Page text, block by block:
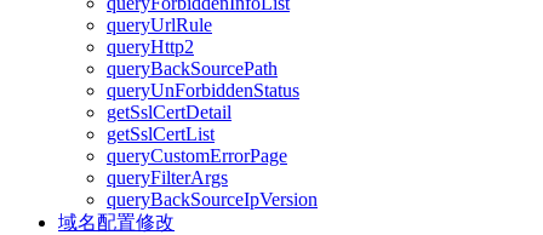
queryUrlRule
queryHttp2
queryBackSourcePath
queryUnForbiddenStatus
getSslCertDetail
getSslCertList
queryCustomErrorPage
queryFilterArgs
queryBackSourceIpVersion
域名配置修改